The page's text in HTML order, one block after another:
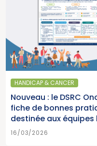
HANDICAP & CANCER
Nouveau : le DSRC
fiche de bonnes
destinée aux
16/03/2026